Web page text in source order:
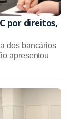
por direitos,
dos bancários
apresentou